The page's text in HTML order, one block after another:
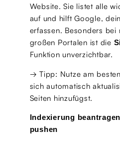
Website. Sie listet alle
auf und hilft Google,
erfassen. Besonders bei
großen Portalen ist die
Funktion unverzichtbar.
→ Tipp: Nutze am
sich automatisch
Seiten hinzufügst.
Indexierung
pushen